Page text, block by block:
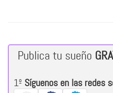
Publica tu sueño
1º Síguenos en las redes